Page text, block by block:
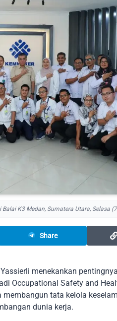
K3 Medan, Sumatera Utara, Selasa
Share
menekankan
Occupational Safety and
tata kelola
dunia kerja.